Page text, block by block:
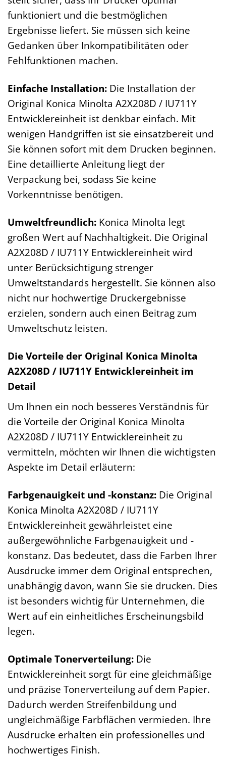
funktioniert und die bestmöglichen
Ergebnisse liefert. Sie müssen sich keine
Gedanken über Inkompatibilitäten oder
Fehlfunktionen machen.
Einfache Installation: Die Installation der
Original Konica Minolta A2X208D / IU711Y
Entwicklereinheit ist denkbar einfach. Mit
wenigen Handgriffen ist sie einsatzbereit und
Sie können sofort mit dem Drucken beginnen.
Eine detaillierte Anleitung liegt der
Verpackung bei, sodass Sie keine
Vorkenntnisse benötigen.
Umweltfreundlich: Konica Minolta legt
großen Wert auf Nachhaltigkeit. Die Original
A2X208D / IU711Y Entwicklereinheit wird
unter Berücksichtigung strenger
Umweltstandards hergestellt. Sie können also
nicht nur hochwertige Druckergebnisse
erzielen, sondern auch einen Beitrag zum
Umweltschutz leisten.
Die Vorteile der Original Konica Minolta
A2X208D / IU711Y Entwicklereinheit im
Detail
Um Ihnen ein noch besseres Verständnis für
die Vorteile der Original Konica Minolta
A2X208D / IU711Y Entwicklereinheit zu
vermitteln, möchten wir Ihnen die wichtigsten
Aspekte im Detail erläutern:
Farbgenauigkeit und -konstanz: Die Original
Konica Minolta A2X208D / IU711Y
Entwicklereinheit gewährleistet eine
außergewöhnliche Farbgenauigkeit und -
konstanz. Das bedeutet, dass die Farben Ihrer
Ausdrucke immer dem Original entsprechen,
unabhängig davon, wann Sie sie drucken. Dies
ist besonders wichtig für Unternehmen, die
Wert auf ein einheitliches Erscheinungsbild
legen.
Optimale Tonerverteilung: Die
Entwicklereinheit sorgt für eine gleichmäßige
und präzise Tonerverteilung auf dem Papier.
Dadurch werden Streifenbildung und
ungleichmäßige Farbflächen vermieden. Ihre
Ausdrucke erhalten ein professionelles und
hochwertiges Finish.